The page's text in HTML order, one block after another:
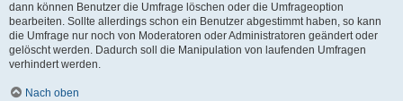
dann können Benutzer die Umfrage löschen oder die Umfrageoption
bearbeiten. Sollte allerdings schon ein Benutzer abgestimmt haben, so kann
die Umfrage nur noch von Moderatoren oder Administratoren geändert oder
gelöscht werden. Dadurch soll die Manipulation von laufenden Umfragen
verhindert werden.
Nach oben